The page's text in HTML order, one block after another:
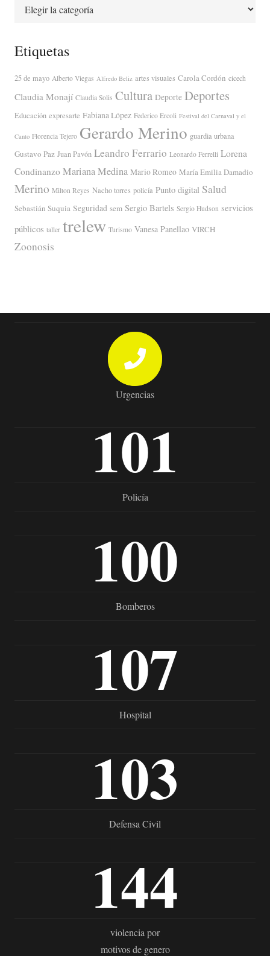
Etiquetas
25 de mayo Alberto Viegas Alfredo Beliz artes visuales Carola Cordón cicech
Claudia Monají Claudia Solis Cultura Deporte Deportes
Educación expresarte Fabiana López Federico Ercoli Festival del Carnaval y el
Canto Florencia Tejero Gerardo Merino guardia urbana
Gustavo Paz Juan Pavón Leandro Ferrario Leonardo Ferrelli Lorena
Condinanzo Mariana Medina Mario Romeo María Emilia Damadio
Merino Milton Reyes Nacho torres policía Punto digital Salud
Sebastián Suquia Seguridad sem Sergio Bartels Sergio Hudson servicios
públicos taller trelew Turismo Vanesa Panellao VIRCH
Zoonosis
Urgencias
101
Policía
100
Bomberos
107
Hospital
103
Defensa Civil
144
violencia por
motivos de genero